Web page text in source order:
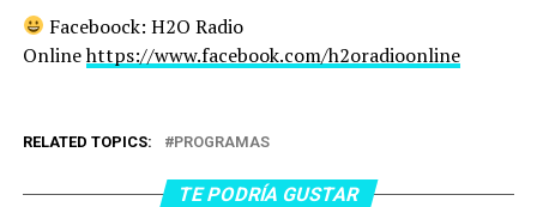
Faceboock: H2O Radio
Onlinehttps://www.facebook.com/h2oradioonline
RELATED TOPICS: PROGRAMAS
TE PODRÍA GUSTAR